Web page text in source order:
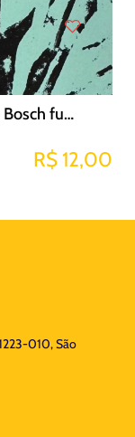
Xilogravura – Pássaro do inferno de Bosch fundo verde
R$ 12,00
010, São